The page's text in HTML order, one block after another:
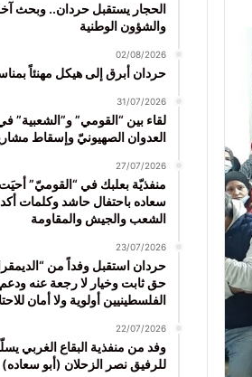
الحجار يستقبل حردان.. وبحث
والشؤون الوطنية
02/08/2026
حردان أبرق إلى هيكل مهنئاً
31/07/2026
لقاء بين “القومي” و”الشعبية”
العدوان الصهيونيّ وإسقاط
27/07/2026
منفذيّة بعلبك في “القوميّ”
سعاده باحتفال حاشد وكلمات
الشعب والجيش والمقاومة
23/07/2026
حردان استقبل وفداً من
حق ثابت وخيار لا رجعة عنه
الفلسطينيين أولوية ولا أمان
22/07/2026
وفد من منفذية البقاع الغربي
للرفيق نصر الزحلان (أبو سعاده)